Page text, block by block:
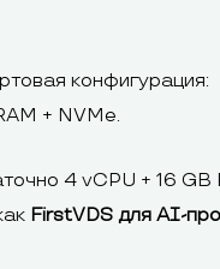
конфигурация:
+ NVMe.
4 vCPU + 16 GB
FirstVDS для AI-